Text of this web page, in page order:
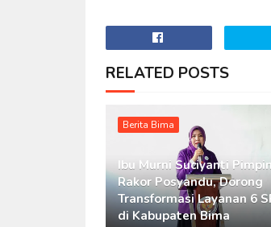
RELATED POSTS
Berita Bima
Ibu Murni Suciyanti Pimpin
Rakor Posyandu, Dorong
Transformasi Layanan 6
di Kabupaten Bima